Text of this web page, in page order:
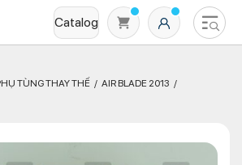
Catalog
TÙNG THAY THẾ
AIR BLADE 2013